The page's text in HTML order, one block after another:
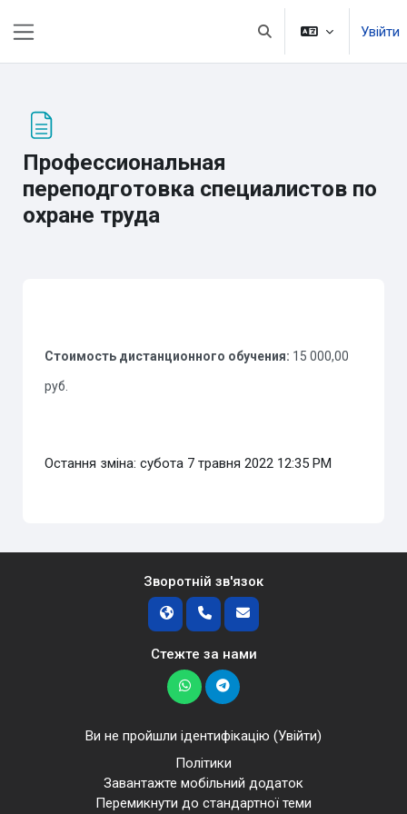
Переключити
Увійти
Профессиональная
переподготовка специалистов по
охране труда
Стоимость дистанционного обучения: 15 000,00
руб.
Остання зміна: субота 7 травня 2022 12:35 PM
Зворотній зв'язок
Стежте за нами
Ви не пройшли ідентифікацію (Увійти)
Політики
Завантажте мобільний додаток
Перемикнути до стандартної теми